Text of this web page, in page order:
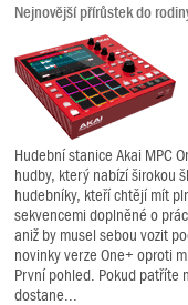
Nejnovější přírůstek do
Hudební stanice Akai MPC
hudby, který nabízí širokou
hudebníky, kteří chtějí mít
sekvencemi doplněné o
aniž by musel sebou vozit
novinky verze One+ oproti
První pohled. Pokud patříte
dostane...